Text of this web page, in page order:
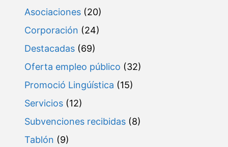
Asociaciones (20)
Corporación (24)
Destacadas (69)
Oferta empleo público (32)
Promoció Lingúística (15)
Servicios (12)
Subvenciones recibidas (8)
Tablón (9)